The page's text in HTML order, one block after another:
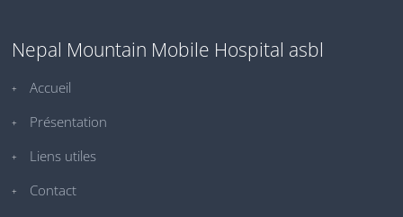
Nepal Mountain Mobile Hospital asbl
Accueil
Présentation
Liens utiles
Contact